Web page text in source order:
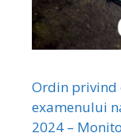
Ordin privind
examenului
2024 –